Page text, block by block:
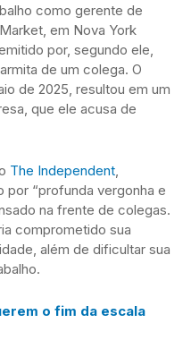
como gerente de
em Nova York
por, segundo ele,
de um colega. O
de 2025, resultou em um
que ele acusa de
The Independent,
“profunda vergonha e
na frente de colegas.
comprometido sua
além de dificultar sua
o fim da escala